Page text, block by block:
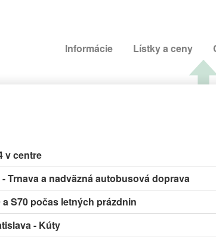
Informácie Lístky a ceny
v centre
Trnava a nadväzná autobusová doprava
S70 počas letných prázdnin
- Kúty